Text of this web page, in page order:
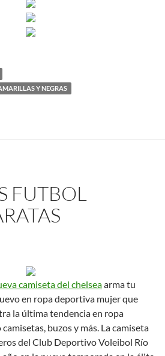
Y NEGRAS
FUTBOL
camiseta del chelseaarma tu
en ropa deportiva mujer que
la última tendencia en ropa
buzos y más. La camiseta
del Club Deportivo Voleibol Río